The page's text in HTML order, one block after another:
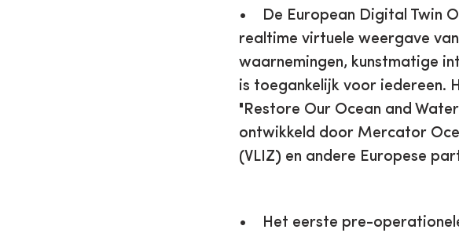
• De European Digital Twin
realtime virtuele weergave
waarnemingen, kunstmatige
is toegankelijk voor iedereen.
"Restore Our Ocean and
ontwikkeld door Mercator
(VLIZ) en andere Europese
• Het eerste pre-